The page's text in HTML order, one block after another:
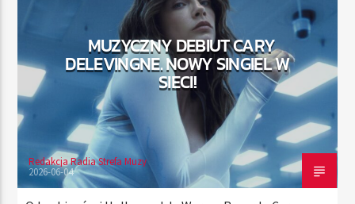
TERAZ
RADIO STREFA MUZY
00:00 21:00
Radio Strefa Muzy
MUZYCZNY DEBIUT CARY
DELEVINGNE. NOWY SINGIEL W
SIECI!
Redakcja Radia Strefa Muzy
2026-06-04